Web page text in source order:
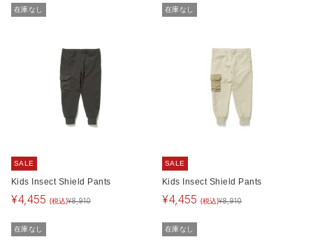
在庫なし
SALE
Kids Insect Shield Pants
¥4,455 (税込)¥8,910
在庫なし
SALE
Kids Insect Shield Pants
¥4,455 (税込)¥8,910
在庫なし 在庫なし